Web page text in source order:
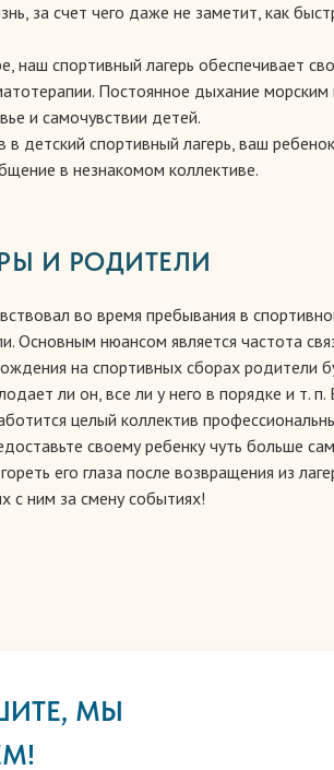
И РОДИТЕЛИ
во время пребывания в
Основным нюансом является частота
на спортивных сборах родители
ли он, все ли у него в порядке и т.
целый коллектив
своему ребенку чуть больше
его глаза после возвращения из
с ним за смену событиях!
за счет чего даже не заметит, как
наш спортивный лагерь обеспечивает
Постоянное дыхание
и самочувствии детей.
детский спортивный лагерь, ваш
в незнакомом коллективе.
МЫ